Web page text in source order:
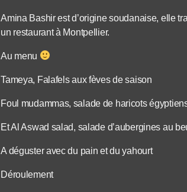
Amina Bashir est d’origine soudanaise, elle
un restaurant à Montpellier.
Au menu
Tameya, Falafels aux fèves de saison
Foul mudammas, salade de haricots
Et Al Aswad salad, salade d’aubergines au
A déguster avec du pain et du yahourt
Déroulement